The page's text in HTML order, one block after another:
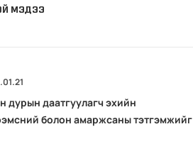
МЭДЭЭ
дурын даатгуулагч эхийн
болон амаржсаны тэтгэмжийг